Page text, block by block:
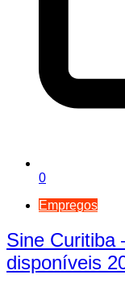
0
Empregos
Sine Curitiba
disponíveis